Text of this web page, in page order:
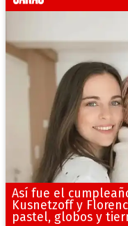
Así fue el
Kusnetzoff y
pastel, globos y